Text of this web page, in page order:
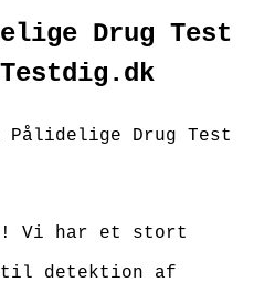
Drug Test
Drug Test
Vi har et stort
til detektion af